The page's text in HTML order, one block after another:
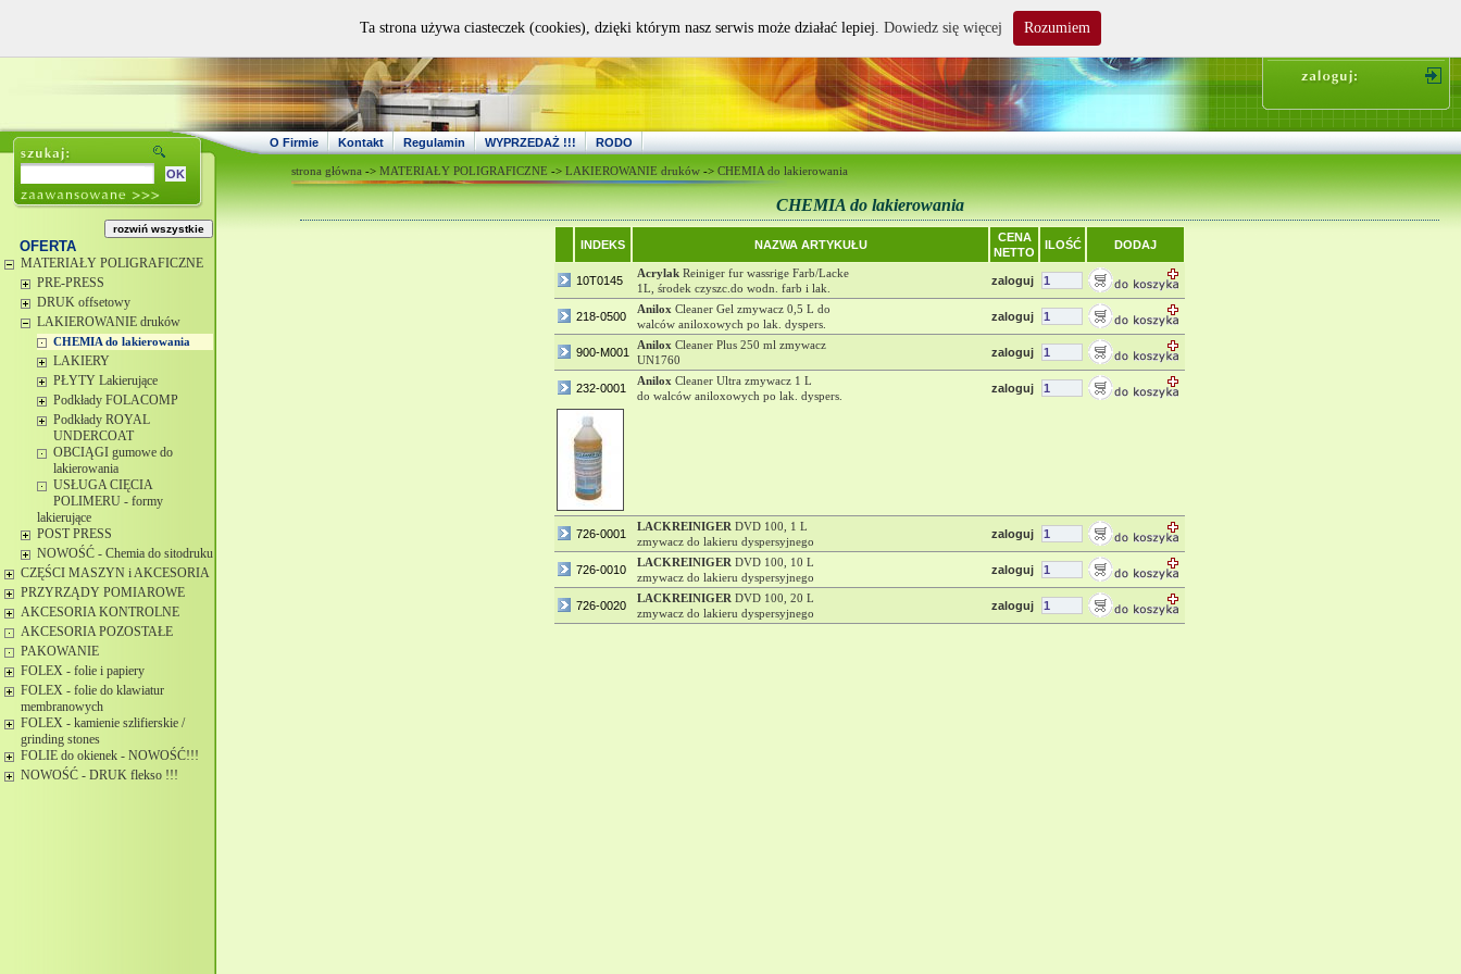
O Firmie Kontakt Regulamin WYPRZEDAŻ !!! RODO
OFERTA
MATERIAŁY POLIGRAFICZNE
PRE-PRESS
DRUK offsetowy
LAKIEROWANIE druków
CHEMIA do lakierowania
LAKIERY
PŁYTY Lakierujące
Podkłady FOLACOMP
Podkłady ROYAL
UNDERCOAT
OBCIĄGI gumowe do
lakierowania
USŁUGA CIĘCIA
POLIMERU - formy
lakierujące
POST PRESS
NOWOŚĆ - Chemia do sitodruku
CZĘŚCI MASZYN i AKCESORIA
PRZYRZĄDY POMIAROWE
AKCESORIA KONTROLNE
AKCESORIA POZOSTAŁE
PAKOWANIE
FOLEX - folie i papiery
FOLEX - folie do klawiatur
membranowych
FOLEX - kamienie szlifierskie /
grinding stones
FOLIE do okienek - NOWOŚĆ!!!
NOWOŚĆ - DRUK flekso !!!
strona główna -> MATERIAŁY POLIGRAFICZNE -> LAKIEROWANIE druków -> CHEMIA do lakierowania
CHEMIA do lakierowania
INDEKS NAZWA ARTYKUŁU
CENA
NETTO
ILOŚĆ DODAJ
10T0145
Acrylak Reiniger fur wassrige Farb/Lacke
1L, środek czyszc.do wodn. farb i lak.
zaloguj
218-0500
Anilox Cleaner Gel zmywacz 0,5 L do
walców aniloxowych po lak. dyspers.
zaloguj
900-M001
Anilox Cleaner Plus 250 ml zmywacz
UN1760
zaloguj
232-0001
Anilox Cleaner Ultra zmywacz 1 L
do walców aniloxowych po lak. dyspers.
zaloguj
726-0001
LACKREINIGER DVD 100, 1 L
zmywacz do lakieru dyspersyjnego
zaloguj
726-0010
LACKREINIGER DVD 100, 10 L
zmywacz do lakieru dyspersyjnego
zaloguj
726-0020
LACKREINIGER DVD 100, 20 L
zmywacz do lakieru dyspersyjnego
zaloguj
Ta strona używa ciasteczek (cookies), dzięki którym nasz serwis może działać lepiej. Dowiedz się więcej Rozumiem